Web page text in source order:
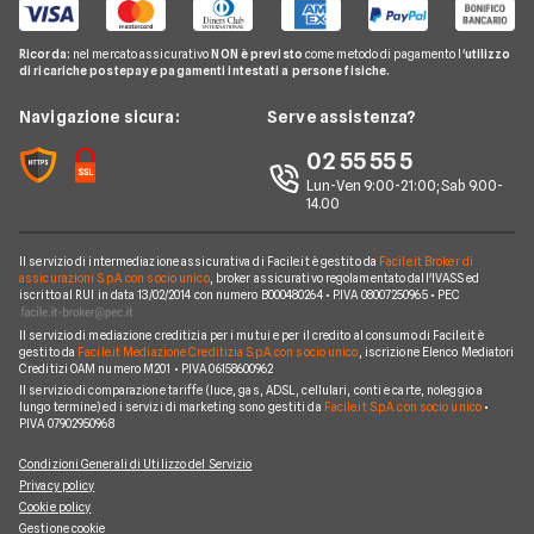
Noleggio Lungo Termine
News
Contatti
Miglior Fornitore Energia Elettrica
Miglior Fornitore Gas
Gas Natural
A2A
Edison
Iren
Optima
Sorgenia
Fornitori Energetici
Guida Luce e Gas
Domande Luce e Gas
Glossario Gas e Luce
Notizie Luce e Gas
Argomenti in evidenza Gas e Luce
Ricorda: nel mercato assicurativo NON è previsto come metodo di pagamento l'utilizzo
di ricariche postepay e pagamenti intestati a persone fisiche.
Navigazione sicura: Serve assistenza?
02 55 55 5
Lun-Ven 9:00-21:00; Sab 9.00-
14.00
Il servizio di intermediazione assicurativa di Facile.it è gestito da Facile.it Broker di
assicurazioni S.p.A. con socio unico, broker assicurativo regolamentato dall'IVASS ed
iscritto al RUI in data 13/02/2014 con numero B000480264 • P.IVA 08007250965 • PEC
Il servizio di mediazione creditizia per i mutui e per il credito al consumo di Facile.it è
gestito da Facile.it Mediazione Creditizia S.p.A. con socio unico , iscrizione Elenco Mediatori
Creditizi OAM numero M201 • P.IVA 06158600962
Il servizio di comparazione tariffe (luce, gas, ADSL, cellulari, conti e carte, noleggio a
lungo termine) ed i servizi di marketing sono gestiti da Facile.it S.p.A. con socio unico•
P.IVA 07902950968
Condizioni Generali di Utilizzo del Servizio
Privacy policy
Cookie policy
Gestione cookie